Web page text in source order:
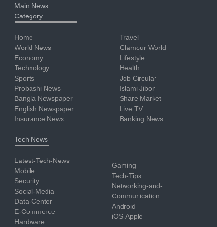
Main News
Category
Home
World News
Economy
Technology
Sports
Probashi News
Bangla Newspaper
English Newspaper
Insurance News
Travel
Glamour World
Lifestyle
Health
Job Circular
Islami Jibon
Share Market
Live TV
Banking News
Tech News
Latest-Tech-News
Mobile
Security
Social-Media
Data-Center
E-Commerce
Hardware
Gaming
Tech-Tips
Networking-and-
Communication
Android
iOS-Apple